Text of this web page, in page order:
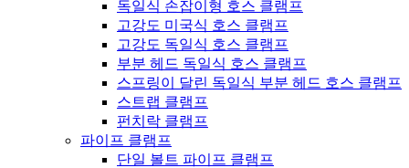
독일식 손잡이형 호스 클램프
고강도 미국식 호스 클램프
고강도 독일식 호스 클램프
부분 헤드 독일식 호스 클램프
스프링이 달린 독일식 부분 헤드 호스 클램프
스트랩 클램프
펀치락 클램프
파이프 클램프
단일 볼트 파이프 클램프